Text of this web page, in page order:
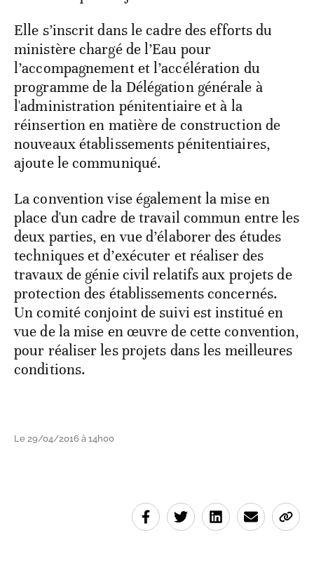
Elle s’inscrit dans le cadre des efforts du
ministère chargé de l’Eau pour
l’accompagnement et l’accélération du
programme de la Délégation générale à
l'administration pénitentiaire et à la
réinsertion en matière de construction de
nouveaux établissements pénitentiaires,
ajoute le communiqué.
La convention vise également la mise en
place d'un cadre de travail commun entre les
deux parties, en vue d’élaborer des études
techniques et d’exécuter et réaliser des
travaux de génie civil relatifs aux projets de
protection des établissements concernés.
Un comité conjoint de suivi est institué en
vue de la mise en œuvre de cette convention,
pour réaliser les projets dans les meilleures
conditions.
Le 29/04/2016 à 14h00